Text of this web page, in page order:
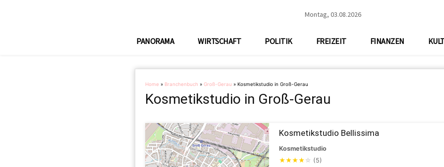
Montag, 03.08.2026
PANORAMA WIRTSCHAFT POLITIK FREIZEIT FINANZEN
Home » Branchenbuch » Groß-Gerau » Kosmetikstudio in Groß-Gerau
Kosmetikstudio in Groß-Gerau
Kosmetikstudio Bellissima
Kosmetikstudio
★★★★ ☆ (5)